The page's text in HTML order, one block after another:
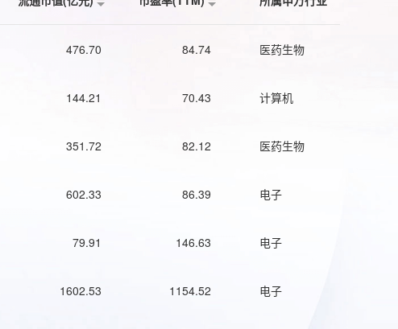
476.70 84.74 医药生物
144.21 70.43 计算机
351.72 82.12 医药生物
602.33 86.39 电子
79.91 146.63 电子
1602.53 1154.52 电子